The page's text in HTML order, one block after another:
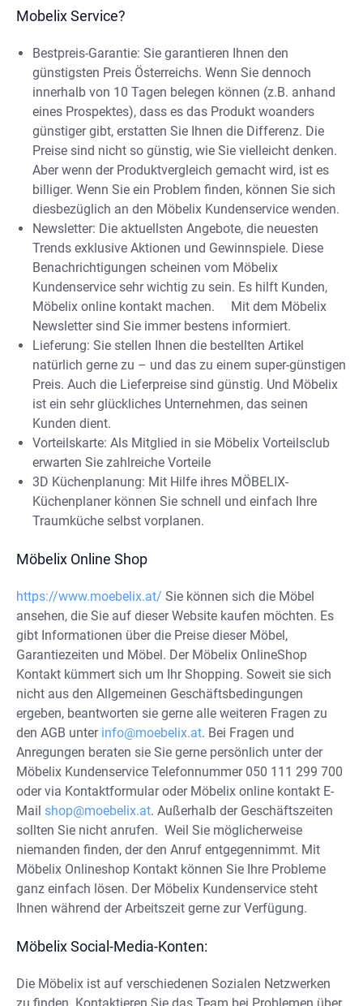
Mobelix Service?
Bestpreis-Garantie: Sie garantieren Ihnen den
günstigsten Preis Österreichs. Wenn Sie dennoch
innerhalb von 10 Tagen belegen können (z.B. anhand
eines Prospektes), dass es das Produkt woanders
günstiger gibt, erstatten Sie Ihnen die Differenz. Die
Preise sind nicht so günstig, wie Sie vielleicht denken.
Aber wenn der Produktvergleich gemacht wird, ist es
billiger. Wenn Sie ein Problem finden, können Sie sich
diesbezüglich an den Möbelix Kundenservice wenden.
Newsletter: Die aktuellsten Angebote, die neuesten
Trends exklusive Aktionen und Gewinnspiele. Diese
Benachrichtigungen scheinen vom Möbelix
Kundenservice sehr wichtig zu sein. Es hilft Kunden,
Möbelix online kontakt machen. Mit dem Möbelix
Newsletter sind Sie immer bestens informiert.
Lieferung: Sie stellen Ihnen die bestellten Artikel
natürlich gerne zu – und das zu einem super-günstigen
Preis. Auch die Lieferpreise sind günstig. Und Möbelix
ist ein sehr glückliches Unternehmen, das seinen
Kunden dient.
Vorteilskarte: Als Mitglied in sie Möbelix Vorteilsclub
erwarten Sie zahlreiche Vorteile
3D Küchenplanung: Mit Hilfe ihres MÖBELIX-
Küchenplaner können Sie schnell und einfach Ihre
Traumküche selbst vorplanen.
Möbelix Online Shop
https://www.moebelix.at/ Sie können sich die Möbel
ansehen, die Sie auf dieser Website kaufen möchten. Es
gibt Informationen über die Preise dieser Möbel,
Garantiezeiten und Möbel. Der Möbelix OnlineShop
Kontakt kümmert sich um Ihr Shopping. Soweit sie sich
nicht aus den Allgemeinen Geschäftsbedingungen
ergeben, beantworten sie gerne alle weiteren Fragen zu
den AGB unter info@moebelix.at. Bei Fragen und
Anregungen beraten sie Sie gerne persönlich unter der
Möbelix Kundenservice Telefonnummer 050 111 299 700
oder via Kontaktformular oder Möbelix online kontakt E-
Mail shop@moebelix.at. Außerhalb der Geschäftszeiten
sollten Sie nicht anrufen. Weil Sie möglicherweise
niemanden finden, der den Anruf entgegennimmt. Mit
Möbelix Onlineshop Kontakt können Sie Ihre Probleme
ganz einfach lösen. Der Möbelix Kundenservice steht
Ihnen während der Arbeitszeit gerne zur Verfügung.
Möbelix Social-Media-Konten:
Die Möbelix ist auf verschiedenen Sozialen Netzwerken